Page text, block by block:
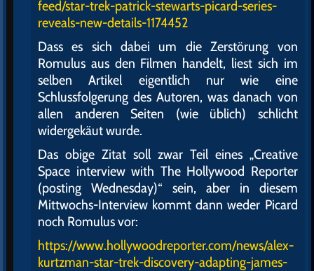
feed/star-trek-patrick-stewarts-picard-series-
reveals-new-details-1174452
Dass es sich dabei um die Zerstörung von
Romulus aus den Filmen handelt, liest sich im
selben Artikel eigentlich nur wie eine
Schlussfolgerung des Autoren, was danach von
allen anderen Seiten (wie üblich) schlicht
widergekäut wurde.
Das obige Zitat soll zwar Teil eines „Creative
Space interview with The Hollywood Reporter
(posting Wednesday)“ sein, aber in diesem
Mittwochs-Interview kommt dann weder Picard
noch Romulus vor:
https://www.hollywoodreporter.com/news/alex-
kurtzman-star-trek-discovery-adapting-james-